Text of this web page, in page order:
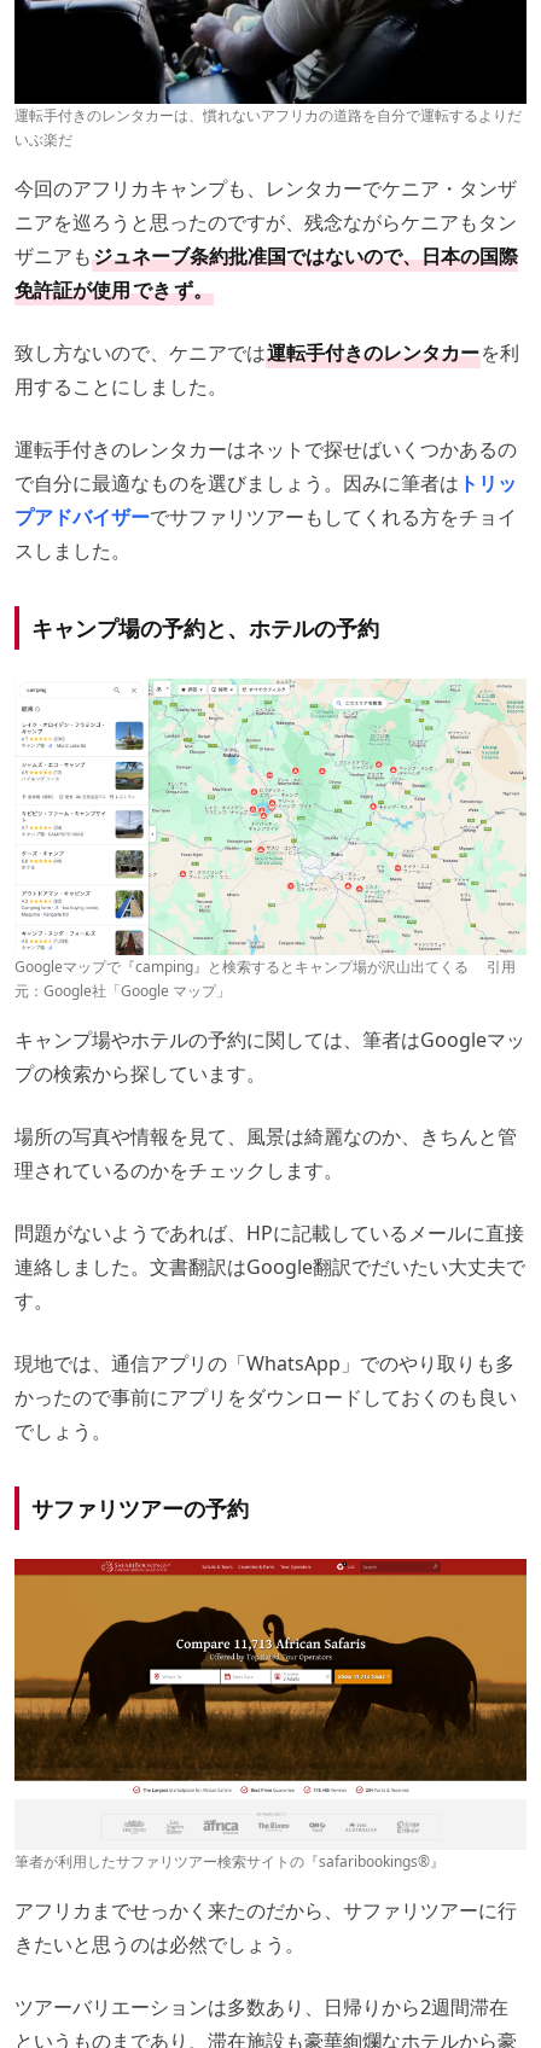
運転手付きのレンタカーは、慣れないアフリカの道路を自分で運転するよりだ
いぶ楽だ
今回のアフリカキャンプも、レンタカーでケニア・タンザ
ニアを巡ろうと思ったのですが、残念ながらケニアもタン
ザニアもジュネーブ条約批准国ではないので、日本の国際
免許証が使用できず。
致し方ないので、ケニアでは運転手付きのレンタカーを利
用することにしました。
運転手付きのレンタカーはネットで探せばいくつかあるの
で自分に最適なものを選びましょう。因みに筆者は トリッ
プアドバイザーでサファリツアーもしてくれる方をチョイ
スしました。
キャンプ場の予約と、ホテルの予約
Googleマップで『camping』と検索するとキャンプ場が沢山出てくる 引用
元：Google社「Google マップ」
キャンプ場やホテルの予約に関しては、筆者はGoogleマッ
プの検索から探しています。
場所の写真や情報を見て、風景は綺麗なのか、きちんと管
理されているのかをチェックします。
問題がないようであれば、HPに記載しているメールに直接
連絡しました。文書翻訳はGoogle翻訳でだいたい大丈夫で
す。
現地では、通信アプリの「WhatsApp」でのやり取りも多
かったので事前にアプリをダウンロードしておくのも良い
でしょう。
サファリツアーの予約
筆者が利用したサファリツアー検索サイトの『safaribookings®︎』
アフリカまでせっかく来たのだから、サファリツアーに行
きたいと思うのは必然でしょう。
ツアーバリエーションは多数あり、日帰りから2週間滞在
というものまであり、滞在施設も豪華絢爛なホテルから豪